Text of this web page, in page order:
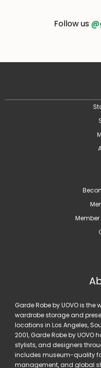
Follow us
Member
Garde Robe by UOVO is
wardrobe storage and
locations in Los Angeles,
2001, Garde Robe by
stylists, and designers
includes museum-quality
management, and global